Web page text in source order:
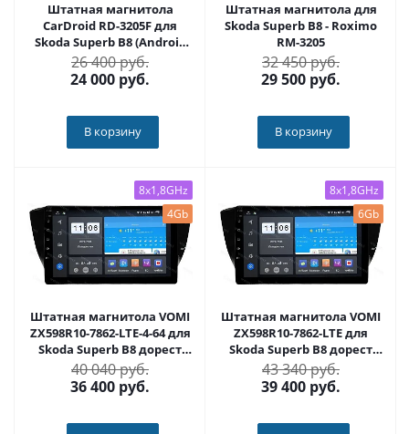
Штатная магнитола
CarDroid RD-3205F для
Skoda Superb B8 (Android
10)
26 400 руб.
24 000 руб.
В корзину
Штатная магнитола для
Skoda Superb B8 - Roximo
RM-3205
32 450 руб.
29 500 руб.
В корзину
8x1,8GHz
4Gb
Штатная магнитола VOMI
ZX598R10-7862-LTE-4-64 для
Skoda Superb B8 дорест
02.2015-09.2019 на Android
10
40 040 руб.
36 400 руб.
8x1,8GHz
6Gb
Штатная магнитола VOMI
ZX598R10-7862-LTE для
Skoda Superb B8 дорест
02.2015-09.2019 на Android
10
43 340 руб.
39 400 руб.